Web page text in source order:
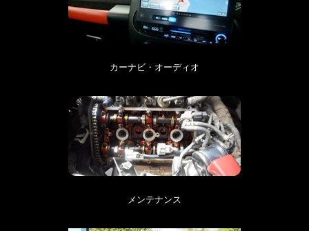
カーナビ・オーディオ
メンテナンス